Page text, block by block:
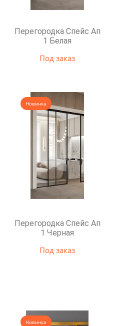
Перегородка Спейс Ап
1 Белая
Под заказ
Новинка
Перегородка Спейс Ап
1 Черная
Под заказ
Новинка